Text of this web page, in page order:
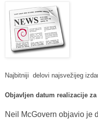
Najbitniji delovi najsvežijeg
Objavljen datum realizacije za
Neil McGovern objavio je